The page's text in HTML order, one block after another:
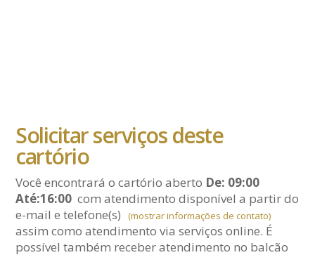
Solicitar serviços deste
cartório
Você encontrará o cartório aberto De: 09:00
Até:16:00 com atendimento disponível a partir do
e-maile telefone(s) (mostrar informações de contato)
assim como atendimento via serviços online. É
possível também receber atendimento no balcão